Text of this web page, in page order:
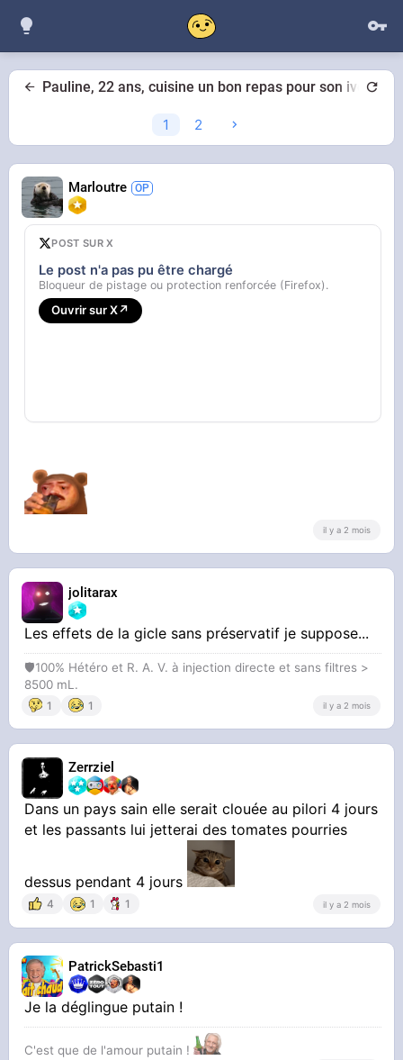
Pauline, 22 ans, cuisine un bon repas pour son ivoirien
1 2
Marloutre
POST SUR X
Le post n'a pas pu être chargé
Bloqueur de pistage ou protection renforcée (Firefox).
Ouvrir sur X↗
il y a 2 mois
jolitarax
Les effets de la gicle sans préservatif je suppose...
🛡100% Hétéro et R. A. V. à injection directe et sans filtres >
8500 mL.
1 1 il y a 2 mois
Zerrziel
Dans un pays sain elle serait clouée au pilori 4 jours
et les passants lui jetterai des tomates pourries
dessus pendant 4 jours
4 1 1 il y a 2 mois
PatrickSebasti1
Je la déglingue putain !
C'est que de l'amour putain !